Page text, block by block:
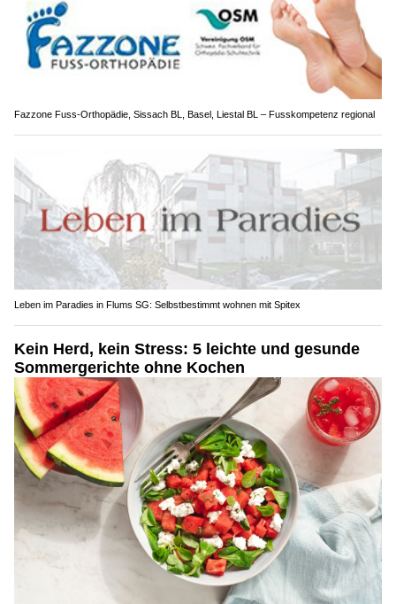
Fazzone Fuss-Orthopädie, Sissach BL, Basel, Liestal BL – Fusskompetenz regional
Leben im Paradies in Flums SG: Selbstbestimmt wohnen mit Spitex
Kein Herd, kein Stress: 5 leichte und gesunde
Sommergerichte ohne Kochen